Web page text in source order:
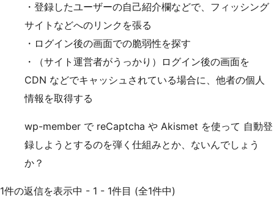
・登録したユーザーの自己紹介欄などで、フィッシング
サイトなどへのリンクを張る
・ログイン後の画面での脆弱性を探す
・（サイト運営者がうっかり）ログイン後の画面を
CDN などでキャッシュされている場合に、他者の個人
情報を取得する
wp-member で reCaptcha や Akismet を使って 自動登
録しようとするのを弾く仕組みとか、ないんでしょう
か？
1件の返信を表示中 - 1 - 1件目 (全1件中)